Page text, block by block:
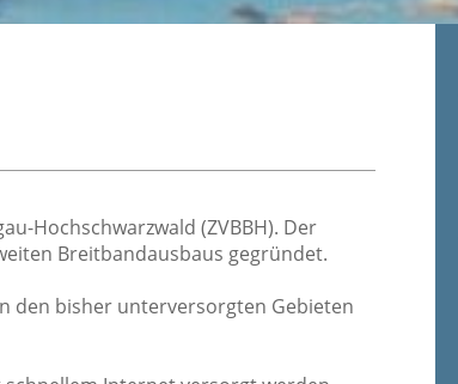
Hochschwarzwald (ZVBBH). Der
Breitbandausbaus gegründet.
den bisher unterversorgten Gebieten